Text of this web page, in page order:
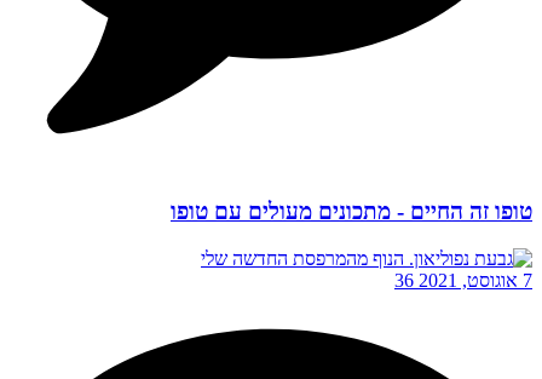
טופו זה החיים - מתכונים מעולים עם טופו
7 אוגוסט, 2021 36